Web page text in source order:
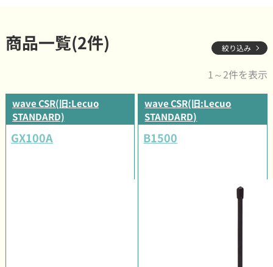
商品一覧(2件) 絞り込み
1～2件を表示
wave CSR(旧:Lecuo
STANDARD)
GX100A
wave CSR(旧:Lecuo
STANDARD)
B1500